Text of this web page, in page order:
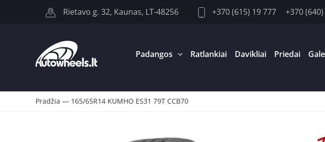
Rietavo g. 32, Kaunas, LT-48256 +370 (615) 19 777 +370
Padangos Ratlankiai Davikliai Priedai
Pradžia — 165/65R14 KUMHO ES31 79T CCB70